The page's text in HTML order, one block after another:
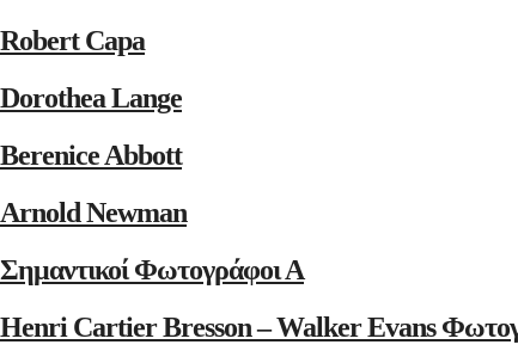
Robert Capa
Dorothea Lange
Berenice Abbott
Arnold Newman
Σημαντικοί Φωτογράφοι Α
Henri Cartier Bresson – Walker Evans